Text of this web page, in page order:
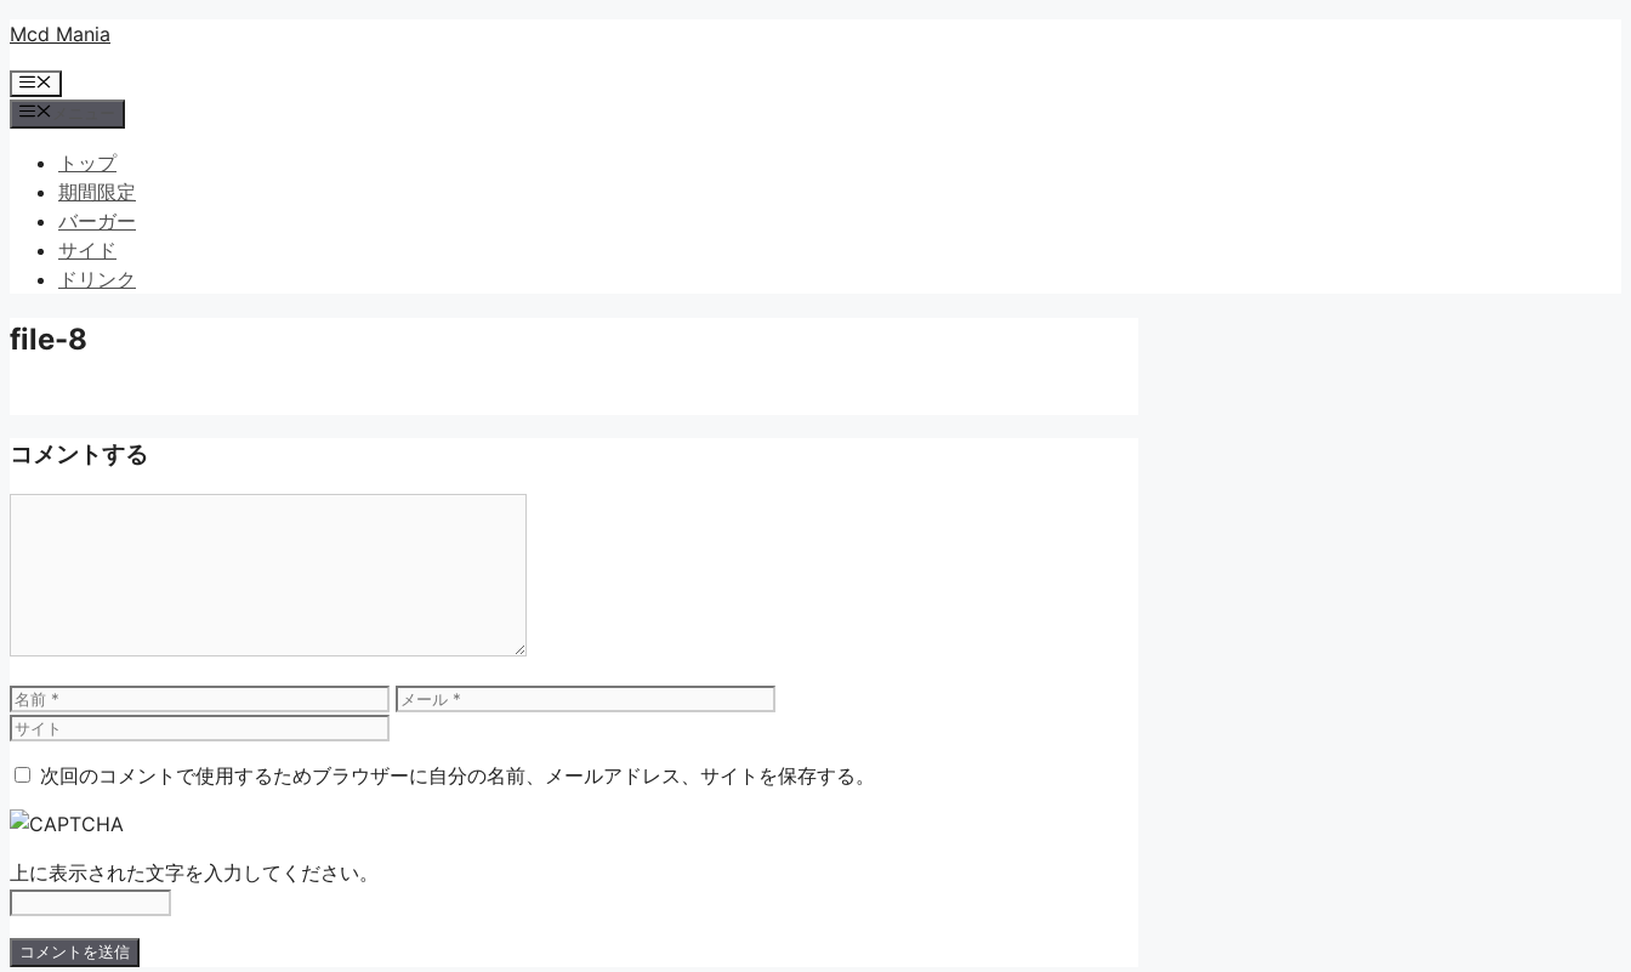
コ
テ
ン
Mcd Mania
メ
ニ
ュ
トップ
期間限定
バーガー
サイド
ドリンク
file-8
コメントする
名
前
メ
次回のコメントで使用するためブラウザーに自分の名前、メールアドレス、サイトを保存する。
上に表示された文字を入力してください。